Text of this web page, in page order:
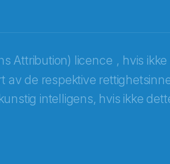
Attribution) licence , hvis
av de respektive
intelligens, hvis ikke